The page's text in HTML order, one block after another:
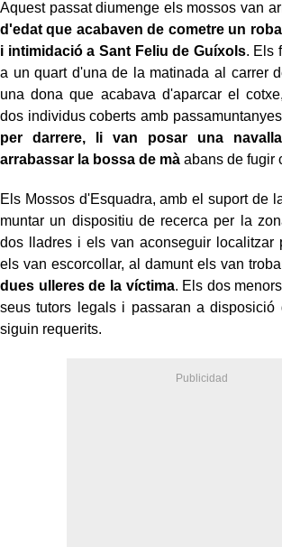
Aquest passat diumenge els mossos van
d'edat que acabaven de cometre un
i intimidació a Sant Feliu de Guíxols. Els
a un quart d'una de la matinada al carrer
una dona que acabava d'aparcar el
dos individus coberts amb
per darrere, li van posar una
arrabassar la bossa de mà abans de fugir
Els Mossos d'Esquadra, amb el suport de
muntar un dispositiu de recerca per la
dos lladres i els van aconseguir localitzar
els van escorcollar, al damunt els van
dues ulleres de la víctima. Els dos
seus tutors legals i passaran a disposició
siguin requerits.